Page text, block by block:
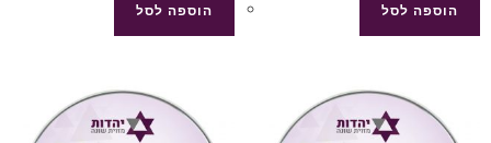
הוספה לסל הוספה לסל